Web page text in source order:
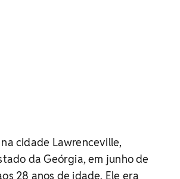
cidade Lawrenceville,
da Geórgia, em junho de
28 anos de idade. Ele era